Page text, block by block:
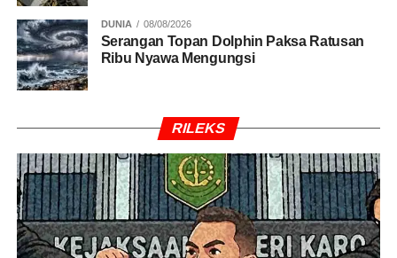
DUNIA 08/08/2026
Serangan Topan Dolphin Paksa Ratusan
Ribu Nyawa Mengungsi
RILEKS